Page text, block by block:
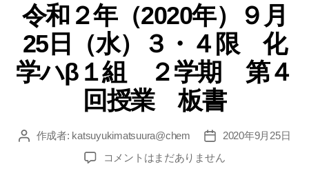
ゴ
リ
ー
令和２年（2020年）９月
25日（水）３・４限 化
学ハβ１組 ２学期 第４
回授業 板書
投 作成者: katsuyukimatsuura@chem
投
稿
日
2020年9月25日
令
コメントはまだありません